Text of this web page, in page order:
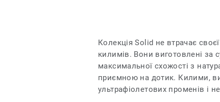
Колекція Solid не втрачає
килимів. Вони виготовлені за
максимальної схожості з
приємною на дотик. Килими,
ультрафіолетових променів і